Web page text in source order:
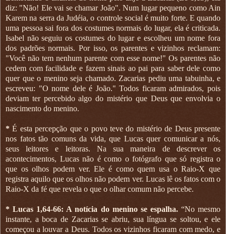
diz: "Não! Ele vai se chamar João". Num lugar pequeno como Ain
Karem na serra da Judéia, o controle social é muito forte. E quando
uma pessoa sai fora dos costumes normais do lugar, ela é criticada.
Isabel não seguiu os costumes do lugar e escolheu um nome fora
dos padrões normais. Por isso, os parentes e vizinhos reclamam:
"Você não tem nenhum parente com esse nome!" Os parentes não
cedem com facilidade e fazem sinais ao pai para saber dele como
quer que o menino seja chamado. Zacarias pediu uma tabuinha, e
escreveu: "O nome dele é João." Todos ficaram admirados, pois
deviam ter percebido algo do mistério que Deus que envolvia o
nascimento do menino.
* É esta percepção que o povo teve do mistério de Deus presente
nos fatos tão comuns da vida, que Lucas quer comunicar a nós,
seus leitores e leitoras. Na sua maneira de descrever os
acontecimentos, Lucas não é como o fotógrafo que só registra o
que os olhos podem ver. Ele é como quem usa o Raio-X que
registra aquilo que os olhos não podem ver. Lucas lê os fatos com o
Raio-X da fé que revela o que o olhar comum não percebe.
* Lucas 1,64-66: A notícia do menino se espalha. “No mesmo
instante, a boca de Zacarias se abriu, sua língua se soltou, e ele
começou a louvar a Deus. Todos os vizinhos ficaram com medo, e